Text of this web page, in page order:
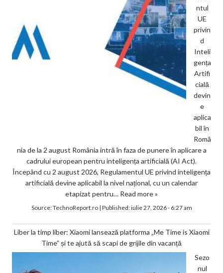
ntul
UE
privin
d
Inteli
gența
Artifi
cială
devin
e
aplica
bil în
Româ
nia de la 2 august România intră în faza de punere în aplicare a
cadrului european pentru inteligența artificială (AI Act).
Începând cu 2 august 2026, Regulamentul UE privind inteligența
artificială devine aplicabil la nivel național, cu un calendar
etapizat pentru… Read more »
Source:TechnoReport.ro| Published:iulie 27, 2026 - 6:27 am
Liber la timp liber: Xiaomi lansează platforma „Me Time is Xiaomi
Time” și te ajută să scapi de grijile din vacanță
Sezo
nul